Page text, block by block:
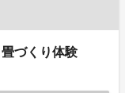
づくり体験